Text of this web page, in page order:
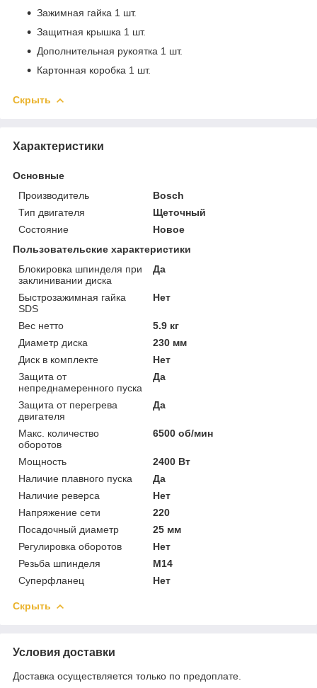
Зажимная гайка 1 шт.
Защитная крышка 1 шт.
Дополнительная рукоятка 1 шт.
Картонная коробка 1 шт.
Скрыть
Характеристики
Основные
Производитель
Bosch
Тип двигателя
Щеточный
Состояние
Новое
Пользовательские характеристики
Блокировка шпинделя при
заклинивании диска
Да
Быстрозажимная гайка
SDS
Нет
Вес нетто
5.9 кг
Диаметр диска
230 мм
Диск в комплекте
Нет
Защита от
непреднамеренного пуска
Да
Защита от перегрева
двигателя
Да
Макс. количество
оборотов
6500 об/мин
Мощность
2400 Вт
Наличие плавного пуска
Да
Наличие реверса
Нет
Напряжение сети
220
Посадочный диаметр
25 мм
Регулировка оборотов
Нет
Резьба шпинделя
M14
Суперфланец
Нет
Скрыть
Условия доставки
Доставка осуществляется только по предоплате.